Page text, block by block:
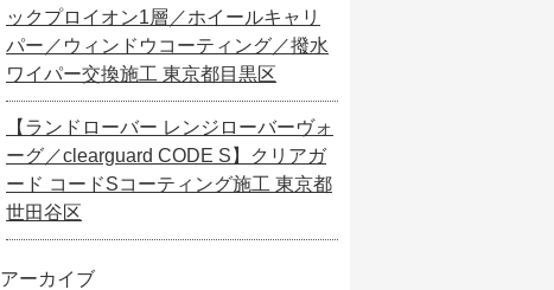
ックプロイオン1層／ホイールキャリ
パー／ウィンドウコーティング／撥水
ワイパー交換施工 東京都目黒区
【ランドローバー レンジローバーヴォ
ーグ／clearguard CODE S】クリアガ
ード コードSコーティング施工 東京都
世田谷区
アーカイブ